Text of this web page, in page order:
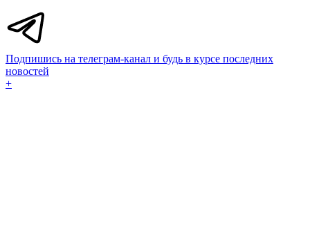
Подпишись на телеграм-канал и будь в курсе последних
новостей
+